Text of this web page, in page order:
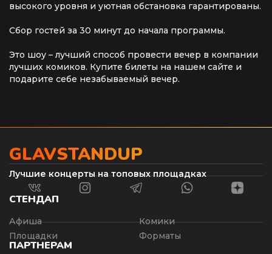
высокого уровня и уютная обстановка гарантированы.
Сбор гостей за 30 минут до начала программы.
Это шоу – лучший способ провести вечер в компании
лучших комиков. Купите билеты на нашем сайте и
подарите себе незабываемый вечер.
GLAVSTANDUP
Лучшие концерты на топовых площадках
СТЕНДАП
Афиша
Площадки
Комики
Форматы
ПАРТНЕРАМ